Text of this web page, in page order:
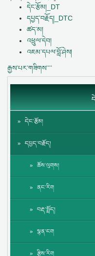
དེང་རྩོམ།_DT
དཔྱད་བརྗོད།_DTC
ཚད་མ།
འཕྲུལ་དེབ།
འཇམ་དཔལ་བློ་ཤེས།
རྒྱས་པར་གཟིགས་་་་
དེང་རྩོམ།
དཔྱད་བརྗོད།
ཆོས་ལུགས།
ནང་རིག
བརྡ་སྤྲོད།
སྙན་ངག
རྩིས་རིག